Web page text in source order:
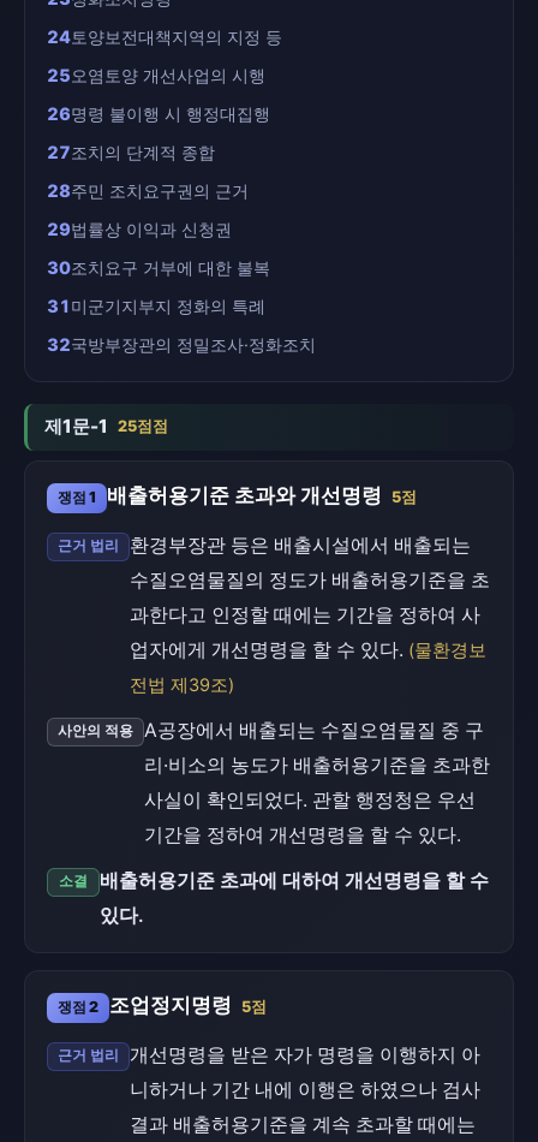
24토양보전대책지역의 지정 등
25오염토양 개선사업의 시행
26명령 불이행 시 행정대집행
27조치의 단계적 종합
28주민 조치요구권의 근거
29법률상 이익과 신청권
30조치요구 거부에 대한 불복
31미군기지부지 정화의 특례
32국방부장관의 정밀조사·정화조치
제1문-1 25점점
쟁점 1 배출허용기준 초과와 개선명령 5점
근거 법리
환경부장관 등은 배출시설에서 배출되는
수질오염물질의 정도가 배출허용기준을 초
과한다고 인정할 때에는 기간을 정하여 사
업자에게 개선명령을 할 수 있다. (물환경보
전법 제39조)
사안의 적용
A공장에서 배출되는 수질오염물질 중 구
리·비소의 농도가 배출허용기준을 초과한
사실이 확인되었다. 관할 행정청은 우선
기간을 정하여 개선명령을 할 수 있다.
소결
배출허용기준 초과에 대하여 개선명령을 할 수
있다.
쟁점 2 조업정지명령 5점
근거 법리
개선명령을 받은 자가 명령을 이행하지 아
니하거나 기간 내에 이행은 하였으나 검사
결과 배출허용기준을 계속 초과할 때에는